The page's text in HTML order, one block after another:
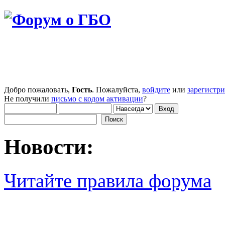
Добро пожаловать, Гость. Пожалуйста, войдите или
Не получили письмо с кодом активации?
Новости:
Читайте правила форума